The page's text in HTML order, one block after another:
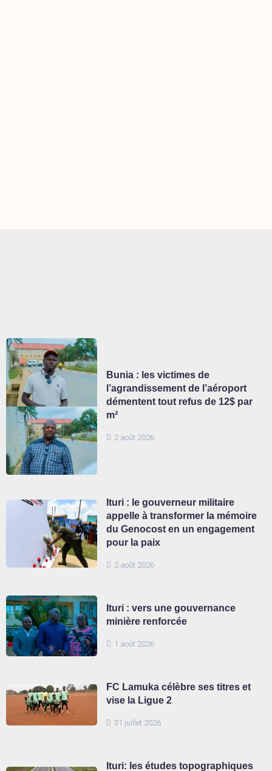
2 août 2026
Bunia : les victimes de
l’agrandissement de l’aéroport
démentent tout refus de 12$ par
m²
2 août 2026
Ituri : le gouverneur militaire
appelle à transformer la mémoire
du Genocost en un engagement
pour la paix
1 août 2026
Ituri : vers une gouvernance
minière renforcée
31 juillet 2026
FC Lamuka célèbre ses titres et
vise la Ligue 2
Ituri: les études topographiques